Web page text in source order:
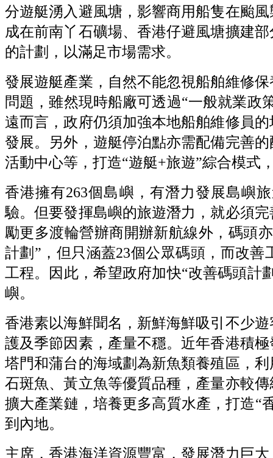
分遊艇湧入避風塘，影響商用船隻在颱
成在前南丫石礦場、香港仔避風塘擴建
的計劃，以滿足市場需求。
發展遊艇產業，自然不能忽視船舶維修
問題，雖然現時船廠可透過“一般就業政
遠而言，政府仍須加強本地船舶維修員
發展。另外，遊艇停泊點亦需配備完善
活動中心等，打造“遊艇+旅遊”綜合模式
香港擁有263個島嶼，有潛力發展島嶼
驗。但要發揮島嶼的旅遊潛力，就必須
勵更多渡輪營辦商開辦新航線外，碼頭
計劃”，但只涵蓋23個公眾碼頭，而改
工程。因此，希望政府加快“改善碼頭計
嶼。
香港素以海鮮聞名，新鮮海鮮吸引不少
護及季節因素，產量不穩。近年香港積
塔門和蒲台的海域劃為新魚類養殖區，
石斑魚、黃立魚等優質品種，產量亦較
擴大產業鏈，培養更多高質水產，打造“
到內地。
主席，香港海洋資源豐富，發展潛力巨